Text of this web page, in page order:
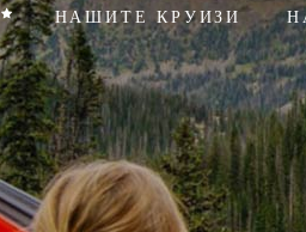
НАШИТЕ КРУИЗИ